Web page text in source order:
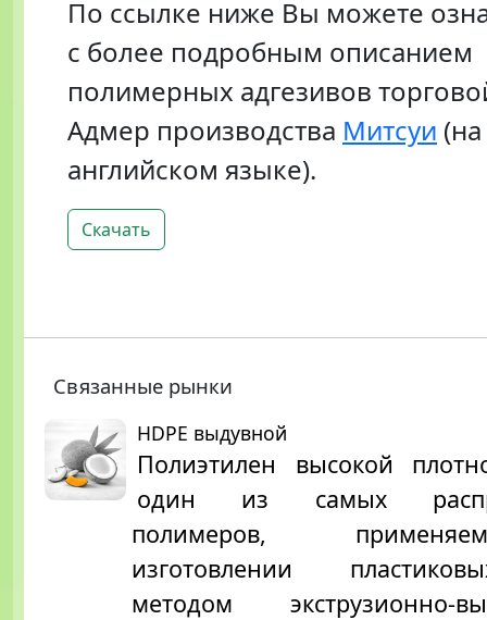
По ссылке ниже Вы можете
с более подробным описанием
полимерных адгезивов
Адмер производства Митсуи (на
английском языке).
Скачать
Связанные рынки
HDPE выдувной
Полиэтилен высокой
один из самых
полимеров,
изготовлении
методом экструзионно-